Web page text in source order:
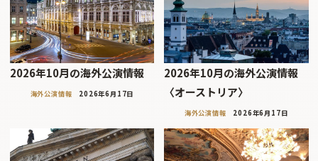
2026年10月の海外公演情報
海外公演情報 2026年6月17日
2026年10月の海外公演情報
〈オーストリア〉
海外公演情報 2026年6月17日